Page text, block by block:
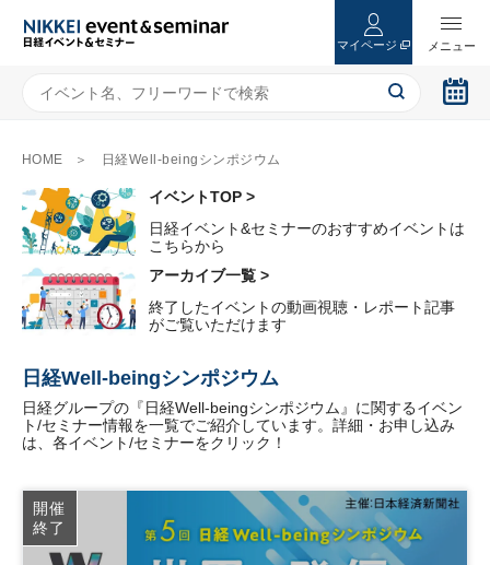
マイページ
HOME 日経Well-beingシンポジウム
イベントTOP >
日経イベント&セミナーのおすすめイベントは
こちらから
アーカイブ一覧 >
終了したイベントの動画視聴・レポート記事
がご覧いただけます
日経Well-beingシンポジウム
日経グループの『日経Well-beingシンポジウム』に関するイベン
ト/セミナー情報を一覧でご紹介しています。詳細・お申し込み
は、各イベント/セミナーをクリック！
開催
終了